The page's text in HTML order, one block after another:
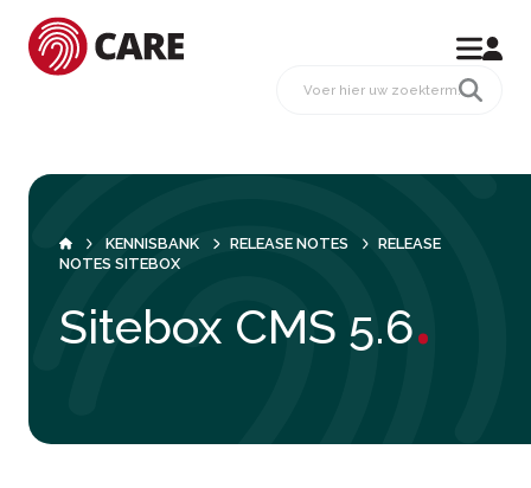
KENNISBANK RELEASE NOTES
RELEASE
NOTES SITEBOX
Sitebox CMS 5.6.